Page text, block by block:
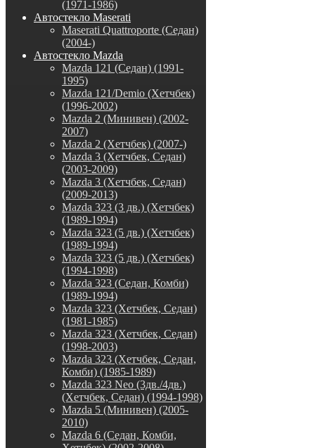
(1971-1986)
Автостекло Maserati
Maserati Quattroporte (Седан)
(2004-)
Автостекло Mazda
Mazda 121 (Седан) (1991-
1995)
Mazda 121/Demio (Хетчбек)
(1996-2002)
Mazda 2 (Минивен) (2002-
2007)
Mazda 2 (Хетчбек) (2007-)
Mazda 3 (Хетчбек, Седан)
(2003-2009)
Mazda 3 (Хетчбек, Седан)
(2009-2013)
Mazda 323 (3 дв.) (Хетчбек)
(1989-1994)
Mazda 323 (5 дв.) (Хетчбек)
(1989-1994)
Mazda 323 (5 дв.) (Хетчбек)
(1994-1998)
Mazda 323 (Седан, Комби)
(1989-1994)
Mazda 323 (Хетчбек, Седан)
(1981-1985)
Mazda 323 (Хетчбек, Седан)
(1998-2003)
Mazda 323 (Хетчбек, Седан,
Комби) (1985-1989)
Mazda 323 Neo (3дв./4дв.)
(Хетчбек, Седан) (1994-1998)
Mazda 5 (Минивен) (2005-
2010)
Mazda 6 (Седан, Комби,